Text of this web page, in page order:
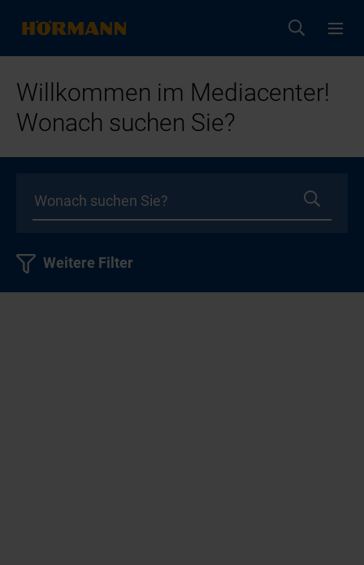
Willkommen im Mediacenter!
Wonach suchen Sie?
Weitere Filter